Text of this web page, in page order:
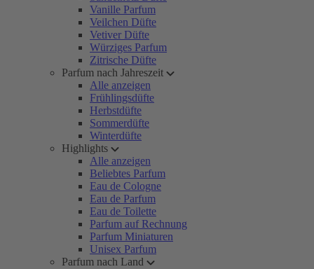
Vanille Parfum
Veilchen Düfte
Vetiver Düfte
Würziges Parfum
Zitrische Düfte
Parfum nach Jahreszeit
Alle anzeigen
Frühlingsdüfte
Herbstdüfte
Sommerdüfte
Winterdüfte
Highlights
Alle anzeigen
Beliebtes Parfum
Eau de Cologne
Eau de Parfum
Eau de Toilette
Parfum auf Rechnung
Parfum Miniaturen
Unisex Parfum
Parfum nach Land